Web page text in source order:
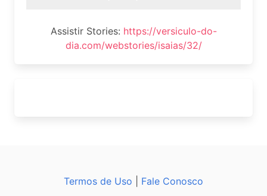
Assistir Stories: https://versiculo-do-
dia.com/webstories/isaias/32/
Termos de Uso Fale Conosco